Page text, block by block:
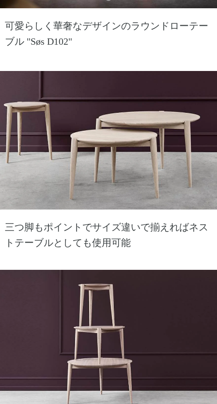
可愛らしく華奢なデザインのラウンドローテー
ブル "Søs D102"
三つ脚もポイントでサイズ違いで揃えればネス
トテーブルとしても使用可能